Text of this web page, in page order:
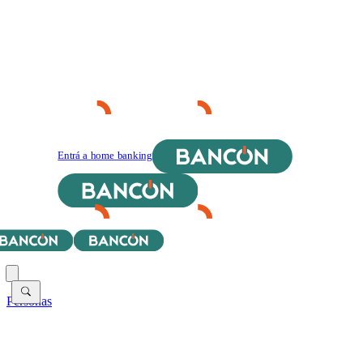
Entrá a home banking
Personas